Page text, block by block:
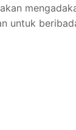
untuk